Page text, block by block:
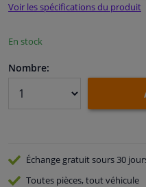
Atelier & outils
Camping-car, moto & vélo
Promotions et réductions
Voir les spécifications du produit
En stock
Nombre:
Échange gratuitsours 30
Toutes pièces, tout véhicule